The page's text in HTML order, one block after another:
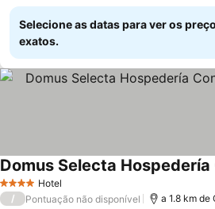
Selecione as datas para ver os
exatos.
4 EstrelasHotel
/ Pontuação não disponível a 1.8 km de